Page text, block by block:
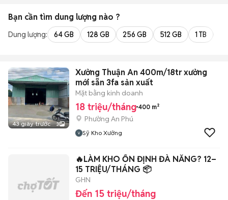
Bạn cần tìm dung lượng nào ?
Dung lượng: 64 GB 128 GB 256 GB 512 GB 1 TB
43 giây trước 3
Xưởng Thuận An 400m/18tr xưởng
mới sẵn 3fa sản xuất
Mặt bằng kinh doanh
18 triệu/tháng 400 m²
Phường An Phú
Sỹ Kho Xưởng
🔥LÀM KHO ỔN ĐỊNH ĐÀ NẴNG? 12–
15 TRIỆU/THÁNG 📦
GHN
Đến 15 triệu/tháng